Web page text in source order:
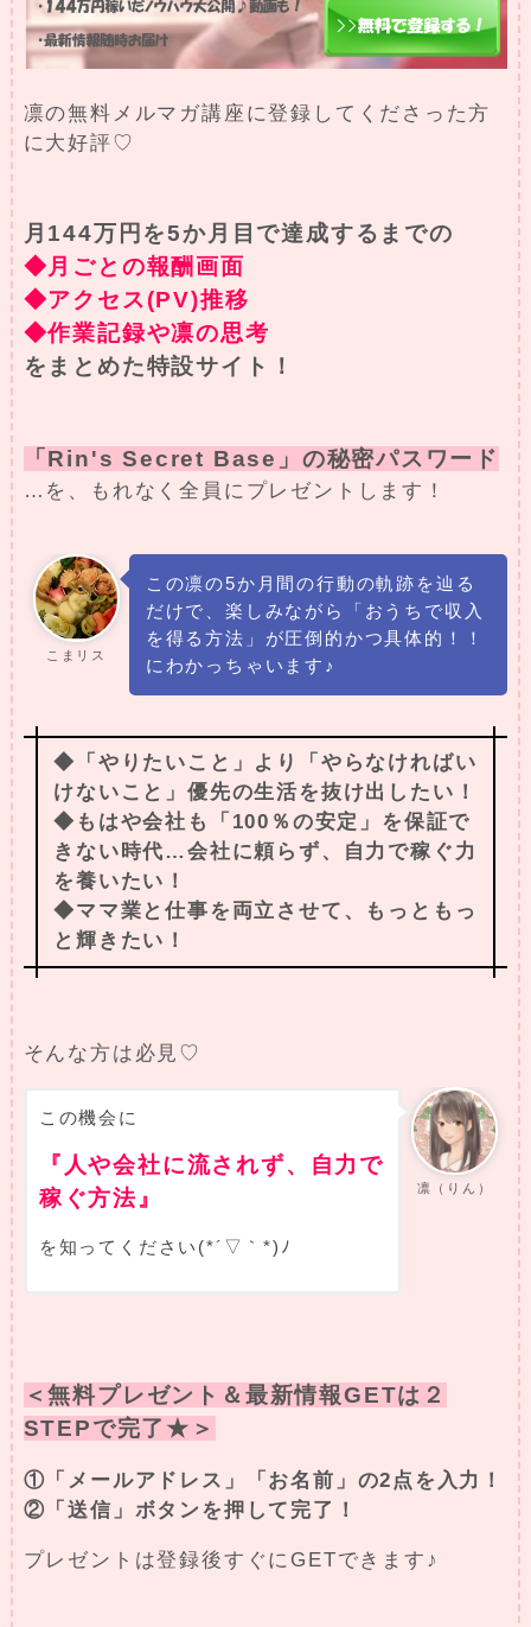
凛の無料メルマガ講座に登録してくださった方
に大好評♡
月144万円を5か月目で達成するまでの
◆月ごとの報酬画面
◆アクセス(PV)推移
◆作業記録や凛の思考
をまとめた特設サイト！
「Rin's Secret Base」の秘密パスワード
…を、もれなく全員にプレゼントします！
こまリス
この凛の5か月間の行動の軌跡を辿る
だけで、楽しみながら「おうちで収入
を得る方法」が圧倒的かつ具体的！！
にわかっちゃいます♪
◆「やりたいこと」より「やらなければい
けないこと」優先の生活を抜け出したい！
◆もはや会社も「100％の安定」を保証で
きない時代…会社に頼らず、自力で稼ぐ力
を養いたい！
◆ママ業と仕事を両立させて、もっともっ
と輝きたい！
そんな方は必見♡
凛（りん）
この機会に
『人や会社に流されず、自力で
稼ぐ方法』
を知ってください(*´▽｀*)ﾉ
＜無料プレゼント＆最新情報GETは２
STEPで完了★＞
①「メールアドレス」「お名前」の2点を入力！
②「送信」ボタンを押して完了！
プレゼントは登録後すぐにGETできます♪